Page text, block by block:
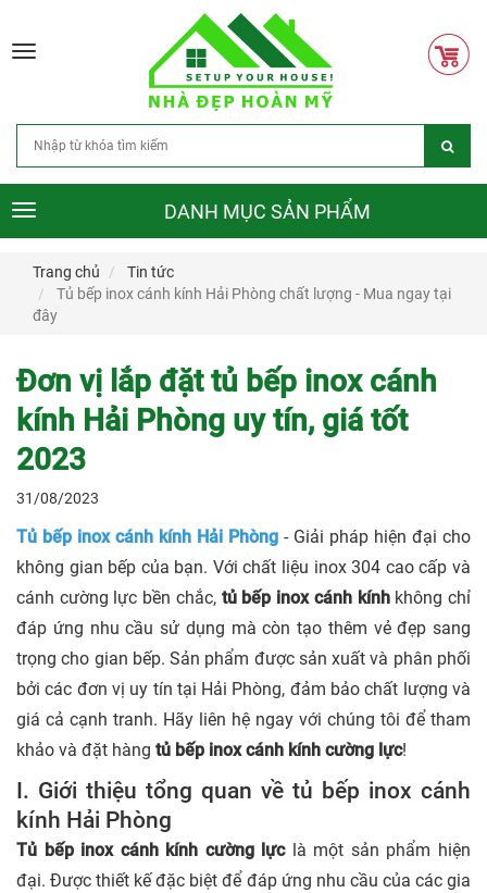
Toggle
Toggle
DANH MỤC SẢN PHẨM
Trang chủ
Tin tức
Tủ bếp inox cánh kính Hải Phòng chất lượng - Mua ngay tại
đây
Đơn vị lắp đặt tủ bếp inox cánh
kính Hải Phòng uy tín, giá tốt
2023
31/08/2023
Tủ bếp inox cánh kính Hải Phòng - Giải pháp hiện đại cho
không gian bếp của bạn. Với chất liệu inox 304 cao cấp và
cánh cường lực bền chắc, tủ bếp inox cánh kínhkhông chỉ
đáp ứng nhu cầu sử dụng mà còn tạo thêm vẻ đẹp sang
trọng cho gian bếp. Sản phẩm được sản xuất và phân phối
bởi các đơn vị uy tín tại Hải Phòng, đảm bảo chất lượng và
giá cả cạnh tranh. Hãy liên hệ ngay với chúng tôi để tham
khảo và đặt hàng tủ bếp inox cánh kính cường lực!
I. Giới thiệu tổng quan về tủ bếp inox cánh
kính Hải Phòng
Tủ bếp inox cánh kính cường lựclà một sản phẩm hiện
đại. Được thiết kế đặc biệt để đáp ứng nhu cầu của các gia